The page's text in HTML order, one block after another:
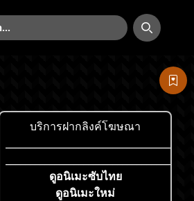
ค้นหา
บริการฝากลิงค์โฆษณา
ดูอนิเมะซับไทย
ดูอนิเมะใหม่